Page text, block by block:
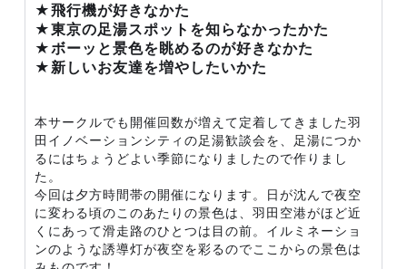
★飛行機が好きなかた
★東京の足湯スポットを知らなかったかた
★ボーッと景色を眺めるのが好きなかた
★新しいお友達を増やしたいかた
本サークルでも開催回数が増えて定着してきました羽
田イノベーションシティの足湯歓談会を、足湯につか
るにはちょうどよい季節になりましたので作りまし
た。
今回は夕方時間帯の開催になります。日が沈んで夜空
に変わる頃のこのあたりの景色は、羽田空港がほど近
くにあって滑走路のひとつは目の前。イルミネーショ
ンのような誘導灯が夜空を彩るのでここからの景色は